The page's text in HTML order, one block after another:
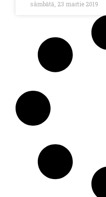
sâmbătă, 23 martie 2019